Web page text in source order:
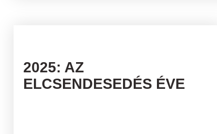
2025: AZ
ELCSENDESEDÉS ÉVE